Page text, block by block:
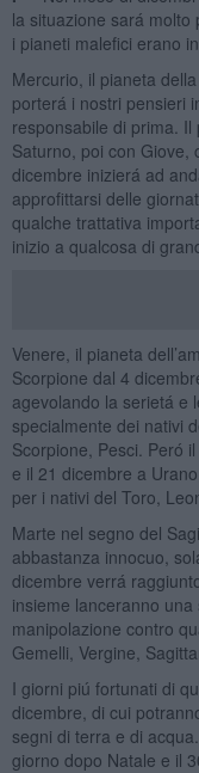
la situazione sará
i pianeti malefici erano
Mercurio, il pianeta
porterá i nostri pensieri
responsabile di prima.
Saturno, poi con Giove,
dicembre inizierá ad
approfittarsi delle
qualche trattativa
inizio a qualcosa di
Venere, il pianeta
Scorpione dal 4
agevolando la serietá e
specialmente dei nativi
Scorpione, Pesci. Peró
e il 21 dicembre a
per i nativi del Toro,
Marte nel segno del
abbastanza innocuo,
dicembre verrá
insieme lanceranno
manipolazione contro
Gemelli, Vergine,
I giorni piú fortunati di
dicembre, di cui
segni di terra e di
giorno dopo Natale e il